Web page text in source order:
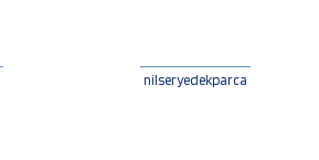
nilseryedekparca